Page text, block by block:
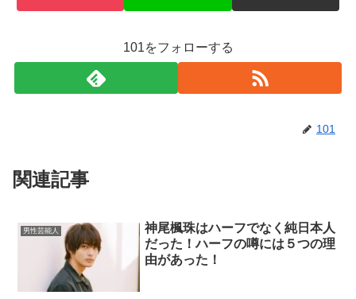
101をフォローする
101
関連記事
男性芸能人
神尾楓珠はハーフでなく純日本人
だった！ハーフの噂には５つの理
由があった！